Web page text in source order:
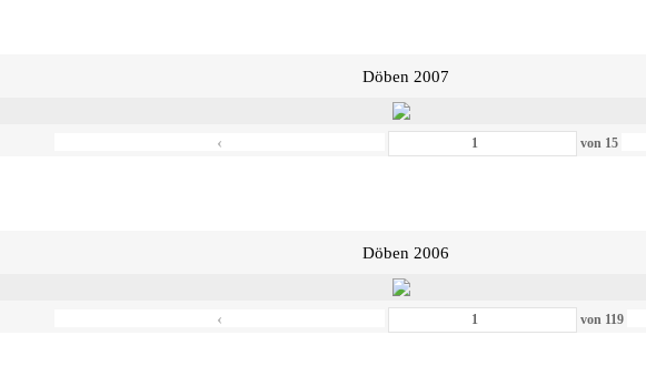
Döben 2007
‹ von 15
Döben 2006
‹ von 119